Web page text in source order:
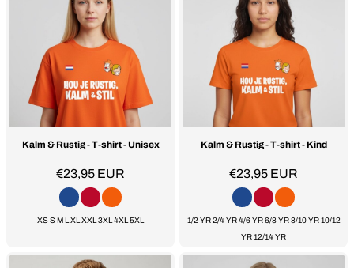
Kalm & Rustig - T-shirt - Unisex
€23,95 EUR
XS S M L XL XXL 3XL 4XL 5XL
Kalm & Rustig - T-shirt - Kind
€23,95 EUR
1/2 YR 2/4 YR 4/6 YR 6/8 YR 8/10 YR 10/12
YR 12/14 YR